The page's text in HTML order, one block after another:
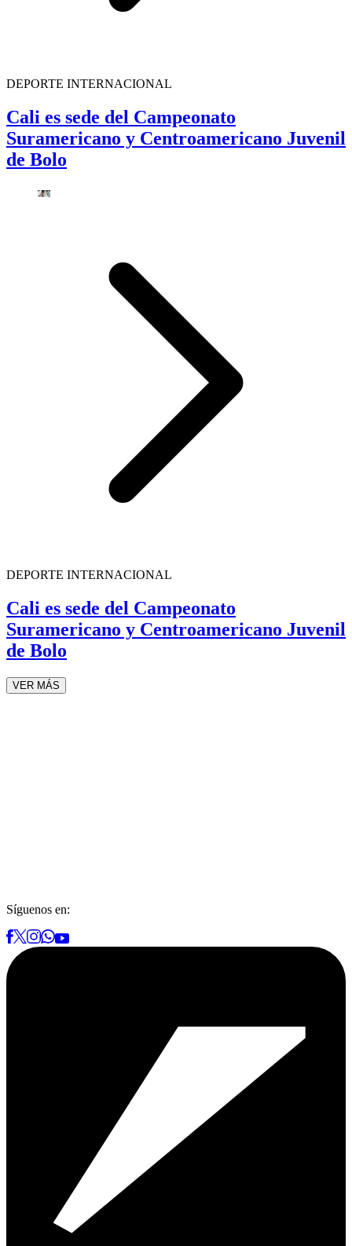
DEPORTE INTERNACIONAL
Cali es sede del Campeonato
Suramericano y Centroamericano Juvenil
de Bolo
DEPORTE INTERNACIONAL
Cali es sede del Campeonato
Suramericano y Centroamericano Juvenil
de Bolo
VER MÁS
Síguenos en: